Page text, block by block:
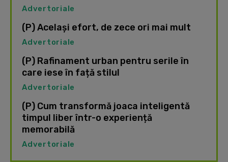
Advertoriale
(P) Același efort, de zece ori mai mult
Advertoriale
(P) Rafinament urban pentru serile în
care iese în față stilul
Advertoriale
(P) Cum transformă joaca inteligentă
timpul liber într-o experiență
memorabilă
Advertoriale